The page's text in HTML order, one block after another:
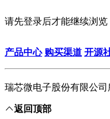
请先登录后才能继续浏览
产品中心 购买渠道 开源
瑞芯微电子股份有限公
返回顶部